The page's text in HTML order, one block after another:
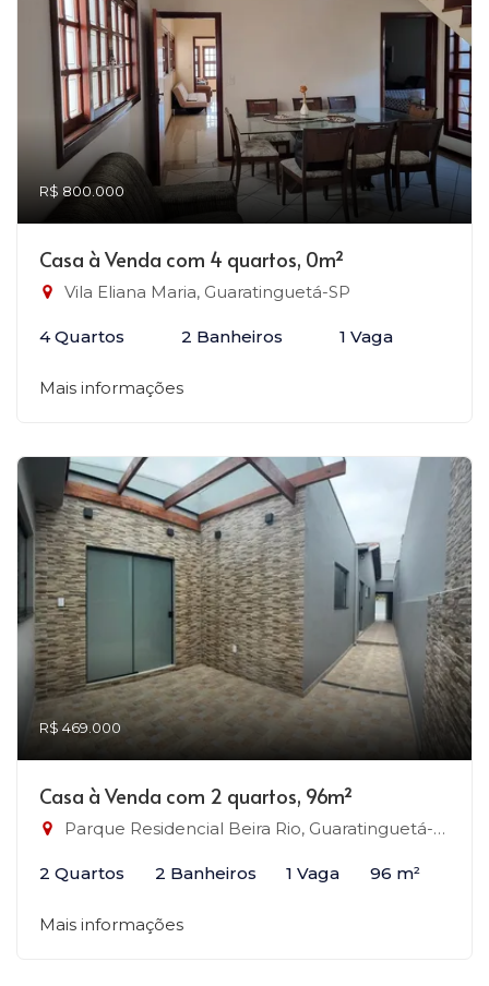
R$ 800.000
Casa à Venda com 4 quartos, 0m²
Vila Eliana Maria, Guaratinguetá-SP
4 Quartos 2 Banheiros 1 Vaga
Mais informações
R$ 469.000
Casa à Venda com 2 quartos, 96m²
Parque Residencial Beira Rio, Guaratinguetá-SP
2 Quartos 2 Banheiros 1 Vaga 96 m²
Mais informações